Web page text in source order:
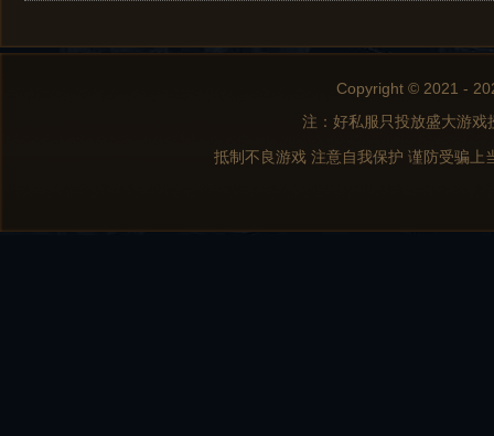
Copyright © 2021 -
注：好私服只投放盛大游
抵制不良游戏 注意自我保护 谨防受骗